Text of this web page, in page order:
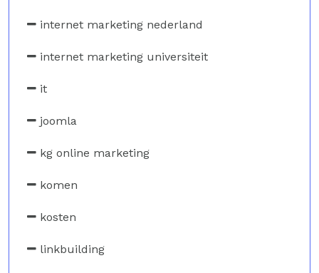
internet marketing nederland
internet marketing universiteit
it
joomla
kg online marketing
komen
kosten
linkbuilding